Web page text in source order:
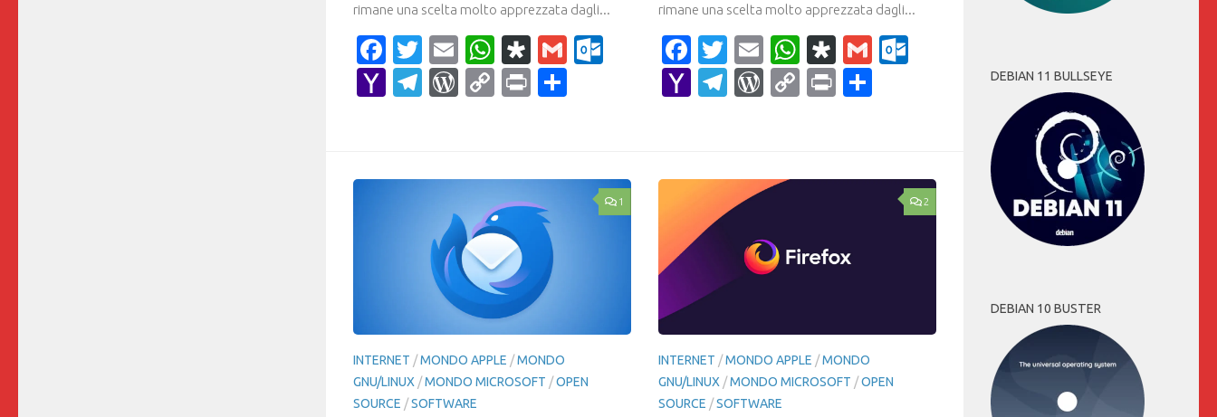
rimane una scelta molto apprezzata dagli...
Facebook
Twitter
EmailWhatsApp
Diaspora
GmailOutlook.com
YahooTelegram
WordPress
CopyPrintCondividi
rimane una scelta molto apprezzata dagli...
Facebook
Twitter
EmailWhatsApp
Diaspora
Gmail
YahooTelegram
WordPress
CopyPrint
1
INTERNET /MONDO APPLE /MONDO
GNU/LINUX /MONDO MICROSOFT /OPEN
SOURCE /SOFTWARE
2
INTERNET /MONDO APPLE /MONDO
GNU/LINUX /MONDO MICROSOFT /OPEN
SOURCE /SOFTWARE
DEBIAN 11 BULLSEYE
DEBIAN 10 BUSTER